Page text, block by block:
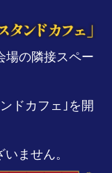
場の隣接スペー
ドカフェ｣を開
ません。